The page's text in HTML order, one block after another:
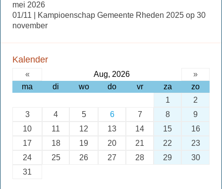
mei 2026
01/11 | Kampioenschap Gemeente Rheden 2025 op 30
november
Kalender
« Aug, 2026
»
ma
di wo do vr za
zo
1
2
3
4 5 6 7 8
9
10
11 12 13 14 15
16
17
18 19 20 21 22
23
24
25 26 27 28 29
30
31